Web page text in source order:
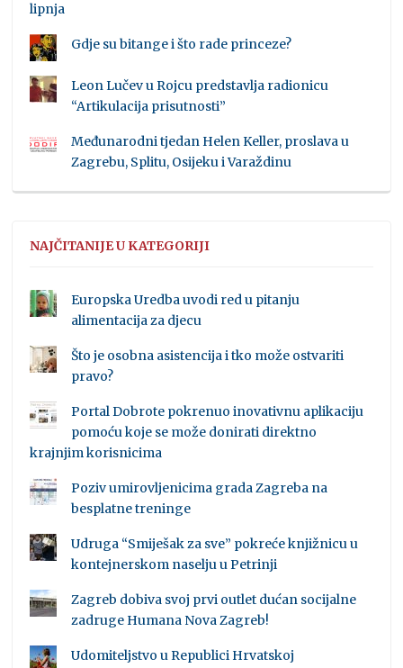
lipnja
Gdje su bitange i što rade princeze?
Leon Lučev u Rojcu predstavlja radionicu
“Artikulacija prisutnosti”
Međunarodni tjedan Helen Keller, proslava u
Zagrebu, Splitu, Osijeku i Varaždinu
NAJČITANIJE U KATEGORIJI
Europska Uredba uvodi red u pitanju
alimentacija za djecu
Što je osobna asistencija i tko može ostvariti
pravo?
Portal Dobrote pokrenuo inovativnu aplikaciju
pomoću koje se može donirati direktno
krajnjim korisnicima
Poziv umirovljenicima grada Zagreba na
besplatne treninge
Udruga “Smiješak za sve” pokreće knjižnicu u
kontejnerskom naselju u Petrinji
Zagreb dobiva svoj prvi outlet dućan socijalne
zadruge Humana Nova Zagreb!
Udomiteljstvo u Republici Hrvatskoj